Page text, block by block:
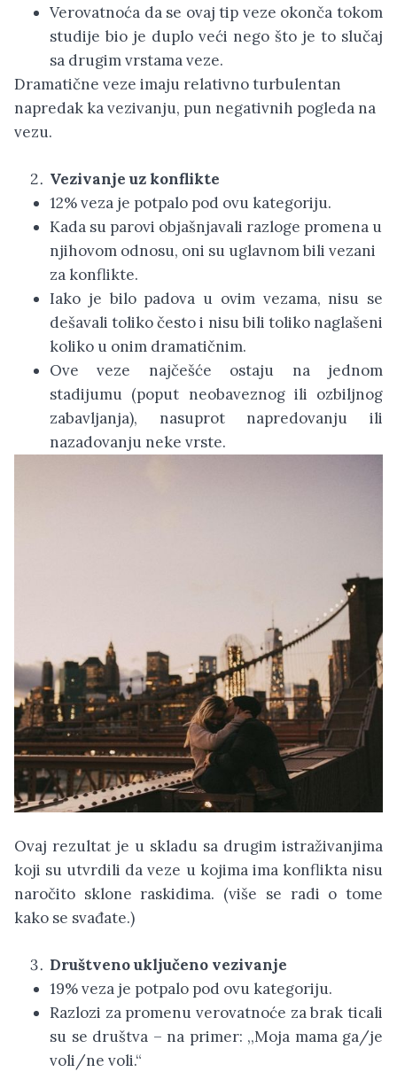
Verovatnoća da se ovaj tip veze okonča tokom
studije bio je duplo veći nego što je to slučaj
sa drugim vrstama veze.
Dramatične veze imaju relativno turbulentan
napredak ka vezivanju, pun negativnih pogleda na
vezu.
Vezivanje uz konflikte
12% veza je potpalo pod ovu kategoriju.
Kada su parovi objašnjavali razloge promena u
njihovom odnosu, oni su uglavnom bili vezani
za konflikte.
Iako je bilo padova u ovim vezama, nisu se
dešavali toliko često i nisu bili toliko naglašeni
koliko u onim dramatičnim.
Ove veze najčešće ostaju na jednom
stadijumu (poput neobaveznog ili ozbiljnog
zabavljanja), nasuprot napredovanju ili
nazadovanju neke vrste.
Ovaj rezultat je u skladu sa drugim istraživanjima
koji su utvrdili da veze u kojima ima konflikta nisu
naročito sklone raskidima. (više se radi o tome
kako se svađate.)
Društveno uključeno vezivanje
19% veza je potpalo pod ovu kategoriju.
Razlozi za promenu verovatnoće za brak ticali
su se društva – na primer: ,,Moja mama ga/je
voli/ne voli.“